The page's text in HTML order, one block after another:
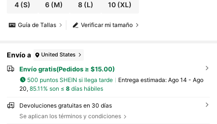
4 (S) 6 (M) 8(L) 10 (XL)
Verificar mi tamaño
Guía de Tallas
Envío a United States
Envío gratis(Pedidos ≥ $15.00)
500 puntos SHEIN si llega tarde Entrega estimada: Ago 14 - Ago
20, 85.11% son ≤ 8días hábiles
Devoluciones gratuitas en 30 días
Se aplican los términos y condiciones